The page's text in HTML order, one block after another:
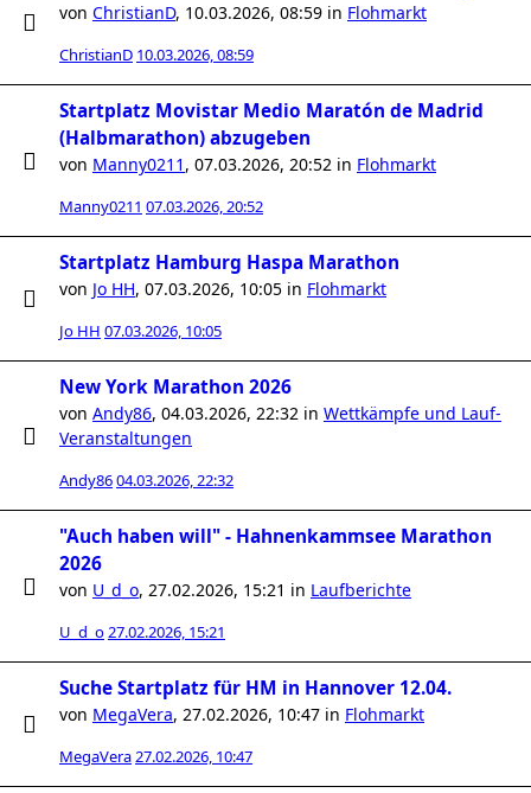
von ChristianD, 10.03.2026, 08:59 in Flohmarkt
ChristianD 10.03.2026, 08:59
Startplatz Movistar Medio Maratón de Madrid
(Halbmarathon) abzugeben
von Manny0211 , 07.03.2026, 20:52 in Flohmarkt
Manny0211 07.03.2026, 20:52
Startplatz Hamburg Haspa Marathon
von Jo HH, 07.03.2026, 10:05 in Flohmarkt
Jo HH 07.03.2026, 10:05
New York Marathon 2026
von Andy86, 04.03.2026, 22:32 in Wettkämpfe und Lauf-
Veranstaltungen
Andy8604.03.2026, 22:32
"Auch haben will" - Hahnenkammsee Marathon
2026
von U_d_o, 27.02.2026, 15:21 in Laufberichte
U_d_o27.02.2026, 15:21
Suche Startplatz für HM in Hannover 12.04.
von MegaVera, 27.02.2026, 10:47 in Flohmarkt
MegaVera27.02.2026, 10:47